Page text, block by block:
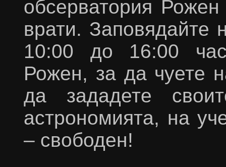
обсерватория
врати. Заповядайте
10:00 до 16:00
Рожен, за да чуете
да зададете
астрономията, на
– свободен!